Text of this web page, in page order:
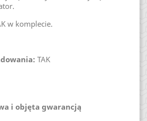
w komplecie.
TAK
i objęta gwarancją